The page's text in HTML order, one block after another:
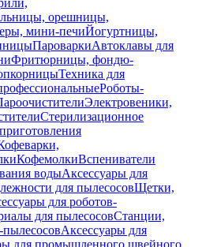
орешницы,
мини-печиЙогуртницы,
ПароваркиАвтоклавы для
Фритюрницы, фондю-
Техника для
Роботы-
Электровеники,
Стерилизационное
КофемолкиВспениватели
водыАксессуары для
для пылесосовЩетки,
для роботов-
для пылесосовСтанции,
пылесосовАксессуары для
для промышленного швейного